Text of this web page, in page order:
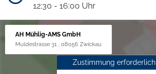
12:30 - 16:00 Uhr
AH Mühlig-AMS GmbH
Muldestrasse 31 , 08056 Zwickau
Zustimmung erforderlich